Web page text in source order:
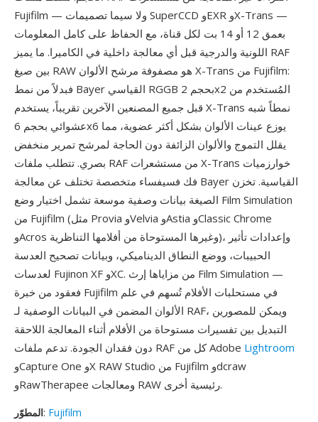
Fujifilm — ولا سيما تصميمات SuperCCD وEXR وX-Trans —
بعمق 12 أو 14 بت لكل قناة، مع الحفاظ على كامل المعلومات
اللونية والدرجية قبل أي معالجة داخلية في الكاميرا. ما يميز RAF
بين صيغ RAW هو مصفوفة مرشح الألوان X-Trans من Fujifilm:
فبدلاً من نمط Bayer القياسي RGGB بحجم 2x2 المُستخدم من
قبل جميع المصنعين الآخرين تقريباً، يستخدم X-Trans نمطاً شبه
عشوائي بحجم 6x6 يوزع عينات الألوان بشكل أكثر عضوية، مما
يقلل التموج والألوان الزائفة دون الحاجة لمرشح تمرير منخفض
بصري. تتطلب ملفات RAF من مستشعرات X-Trans خوارزميات
فك فسيفساء متخصصة تختلف عن معالجة Bayer القياسية. تخزن
الصيغة بيانات وصفية موسعة تشمل اختيار وضع Film Simulation
من Fujifilm (مثل Provia وVelvia وAstia وClassic Chrome
وAcros وغيرها المستوحاة من أفلامها التناظرية)، وإعدادات تأثير
الحبيبات، ووضع النطاق الديناميكي، وبيانات تصحيح العدسة
لعدسات Fujinon XF وXC. من مزاياها إرث Film Simulation —
فعقود من خبرة Fujifilm في مستحلبات الأفلام تُسهم في علم
الألوان المضمن في البيانات الوصفية لـ RAF، ويمكن للمصورين
التبديل بين تفسيرات مستوحاة من الأفلام أثناء المعالجة اللاحقة
دون فقدان الجودة. تدعم ملفات RAF كل من Adobe Lightroom
وCapture One وX RAW Studio من Fujifilm وdcraw
وRawTherapee ومعالجات RAW رئيسية أخرى.
المطوّر: Fujifilm